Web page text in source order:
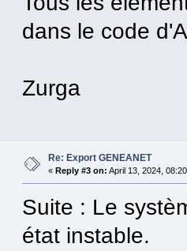
dans le code
Zurga
Re: Export GENEANET
« Reply #3 on: April 13, 2024,
Suite : Le
état instable.